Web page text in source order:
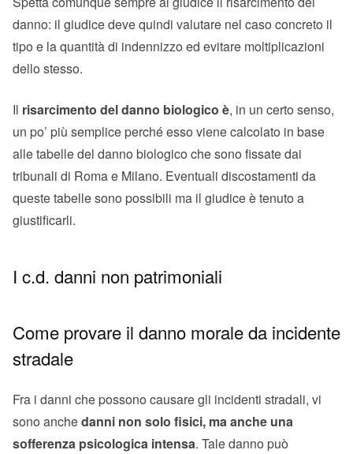
danno: il giudice deve quindi valutare nel caso concreto il
tipo e la quantità di indennizzo ed evitare moltiplicazioni
dello stesso.
Il risarcimento del danno biologico è, in un certo senso,
un po’ più semplice perché esso viene calcolato in base
alle tabelle del danno biologico che sono fissate dai
tribunali di Roma e Milano. Eventuali discostamenti da
queste tabelle sono possibili ma il giudice è tenuto a
giustificarli.
I c.d. danni non patrimoniali
Come provare il danno morale da incidente
stradale
Fra i danni che possono causare gli incidenti stradali, vi
sono anchedanni non solo fisici, ma anche una
sofferenza psicologica intensa. Tale danno può